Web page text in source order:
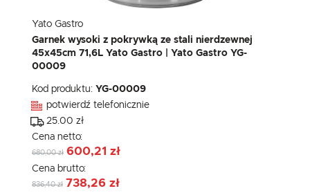
Yato Gastro
Garnek wysoki z pokrywką ze stali nierdzewnej
45x45cm 71,6L Yato Gastro | Yato Gastro YG-
00009
Kod produktu: YG-00009
potwierdź telefonicznie
25.00 zł
Cena netto:
680,00 zł 600,21 zł
Cena brutto:
836,40 zł 738,26 zł